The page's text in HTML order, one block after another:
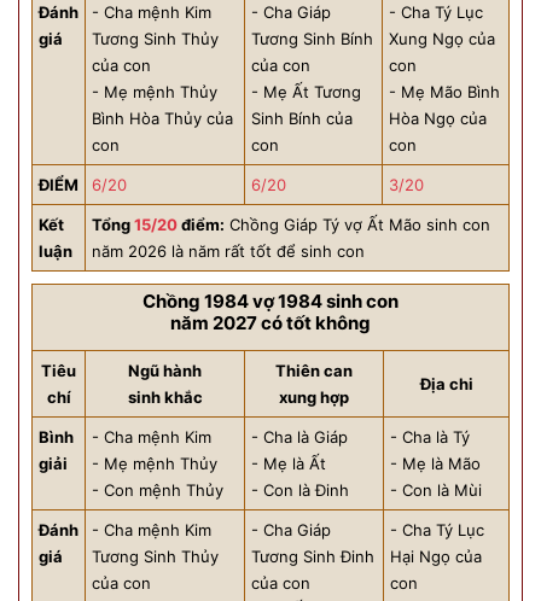
Đánh
giá
- Cha mệnh Kim
Tương Sinh Thủy
của con
- Mẹ mệnh Thủy
Bình Hòa Thủy của
con
- Cha Giáp
Tương Sinh Bính
của con
- Mẹ Ất Tương
Sinh Bính của
con
- Cha Tý Lục
Xung Ngọ của
con
- Mẹ Mão Bình
Hòa Ngọ của
con
ĐIỂM 6/20 6/20 3/20
Kết
luận
Tổng15/20điểm: Chồng Giáp Tý vợ Ất Mão sinh con
năm 2026 là năm rất tốt để sinh con
Chồng 1984 vợ 1984 sinh con
năm 2027 có tốt không
Tiêu
chí
Ngũ hành
sinh khắc
Thiên can
xung hợp
Địa chi
Bình
giải
- Cha mệnh Kim
- Mẹ mệnh Thủy
- Con mệnh Thủy
- Cha là Giáp
- Mẹ là Ất
- Con là Đinh
- Cha là Tý
- Mẹ là Mão
- Con là Mùi
Đánh
giá
- Cha mệnh Kim
Tương Sinh Thủy
của con
- Cha Giáp
Tương Sinh Đinh
của con
- Cha Tý Lục
Hại Ngọ của
con